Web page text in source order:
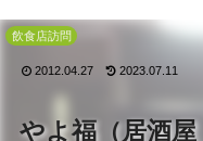
やよ福（居酒屋
飲食店訪問
2012.04.27 2023.07.11